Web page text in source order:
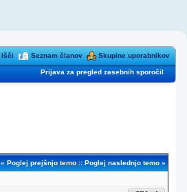
Išči Seznam članov Skupine uporabnikov
Prijava za pregled zasebnih sporočil
« Poglej prejšnjo temo :: Poglej naslednjo temo »